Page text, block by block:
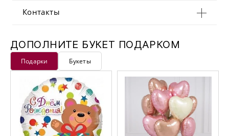
Контакты
ДОПОЛНИТЕ БУКЕТ ПОДАРКОМ
Подарки Букеты